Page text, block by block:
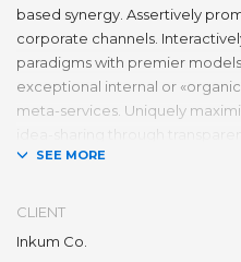
based synergy. Assertively
corporate channels.
paradigms with premier
exceptional internal or
meta-services. Uniquely
idea-sharing through
markets. Professionally restore
maximizing schemas.
CLIENT
Inkum Co.